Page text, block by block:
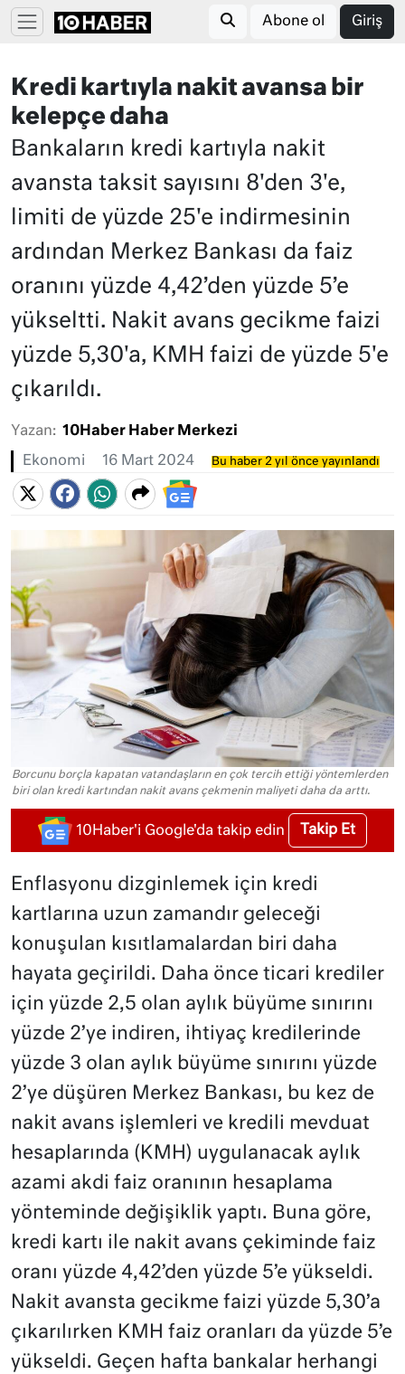
Abone ol Giriş
Kredi kartıyla nakit avansa bir
kelepçe daha
Bankaların kredi kartıyla nakit
avansta taksit sayısını 8'den 3'e,
limiti de yüzde 25'e indirmesinin
ardından Merkez Bankası da faiz
oranını yüzde 4,42’den yüzde 5’e
yükseltti. Nakit avans gecikme faizi
yüzde 5,30'a, KMH faizi de yüzde 5'e
çıkarıldı.
Yazan: 10Haber Haber Merkezi
Ekonomi 16 Mart 2024 Bu haber 2 yıl önce yayınlandı
Borcunu borçla kapatan vatandaşların en çok tercih ettiği yöntemlerden
biri olan kredi kartından nakit avans çekmenin maliyeti daha da arttı.
10Haber'i Google'da takip edin Takip Et
Enflasyonu dizginlemek için kredi
kartlarına uzun zamandır geleceği
konuşulan kısıtlamalardan biri daha
hayata geçirildi. Daha önce ticari krediler
için yüzde 2,5 olan aylık büyüme sınırını
yüzde 2’ye indiren, ihtiyaç kredilerinde
yüzde 3 olan aylık büyüme sınırını yüzde
2’ye düşüren Merkez Bankası, bu kez de
nakit avans işlemleri ve kredili mevduat
hesaplarında (KMH) uygulanacak aylık
azami akdi faiz oranının hesaplama
yönteminde değişiklik yaptı. Buna göre,
kredi kartı ile nakit avans çekiminde faiz
oranı yüzde 4,42’den yüzde 5’e yükseldi.
Nakit avansta gecikme faizi yüzde 5,30’a
çıkarılırken KMH faiz oranları da yüzde 5’e
yükseldi. Geçen hafta bankalar herhangi